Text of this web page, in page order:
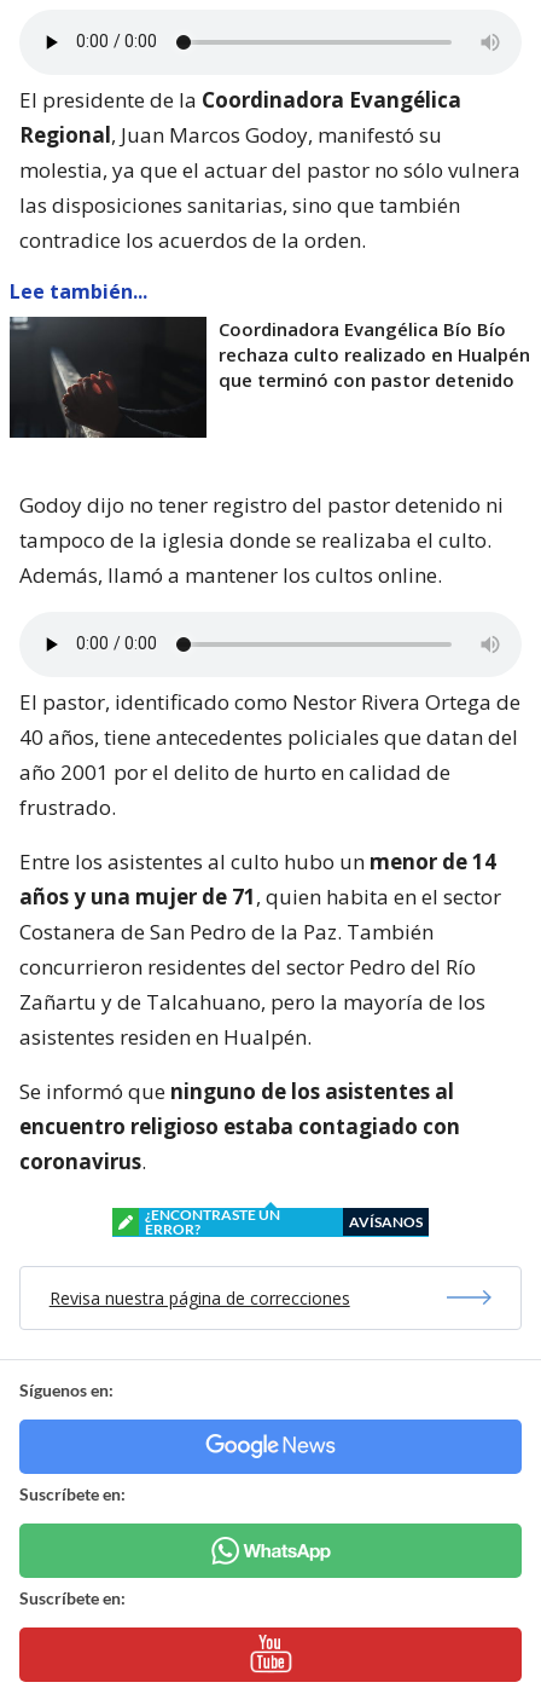
El presidente de la Coordinadora Evangélica
Regional, Juan Marcos Godoy, manifestó su
molestia, ya que el actuar del pastor no sólo vulnera
las disposiciones sanitarias, sino que también
contradice los acuerdos de la orden.
Lee también...
Coordinadora Evangélica Bío Bío
rechaza culto realizado en Hualpén
que terminó con pastor detenido
Godoy dijo no tener registro del pastor detenido ni
tampoco de la iglesia donde se realizaba el culto.
Además, llamó a mantener los cultos online.
El pastor, identificado como Nestor Rivera Ortega de
40 años, tiene antecedentes policiales que datan del
año 2001 por el delito de hurto en calidad de
frustrado.
Entre los asistentes al culto hubo un menor de 14
años y una mujer de 71, quien habita en el sector
Costanera de San Pedro de la Paz. También
concurrieron residentes del sector Pedro del Río
Zañartu y de Talcahuano, pero la mayoría de los
asistentes residen en Hualpén.
Se informó que ninguno de los asistentes al
encuentro religioso estaba contagiado con
coronavirus.
¿ENCONTRASTE UN
ERROR?
AVÍSANOS
Revisa nuestra página de correcciones
Síguenos en:
Suscríbete en:
Suscríbete en: